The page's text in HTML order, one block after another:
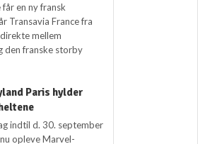
en ny fransk
Transavia France fra
mellem
den franske storby
Paris hylder
indtil d. 30. september
opleve Marvel-